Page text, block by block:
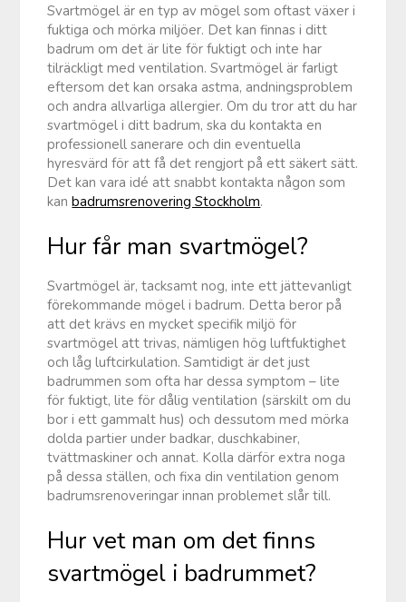
Svartmögel är en typ av mögel som oftast växer i
fuktiga och mörka miljöer. Det kan finnas i ditt
badrum om det är lite för fuktigt och inte har
tilräckligt med ventilation. Svartmögel är farligt
eftersom det kan orsaka astma, andningsproblem
och andra allvarliga allergier. Om du tror att du har
svartmögel i ditt badrum, ska du kontakta en
professionell sanerare och din eventuella
hyresvärd för att få det rengjort på ett säkert sätt.
Det kan vara idé att snabbt kontakta någon som
kanbadrumsrenovering Stockholm.
Hur får man svartmögel?
Svartmögel är, tacksamt nog, inte ett jättevanligt
förekommande mögel i badrum. Detta beror på
att det krävs en mycket specifik miljö för
svartmögel att trivas, nämligen hög luftfuktighet
och låg luftcirkulation. Samtidigt är det just
badrummen som ofta har dessa symptom – lite
för fuktigt, lite för dålig ventilation (särskilt om du
bor i ett gammalt hus) och dessutom med mörka
dolda partier under badkar, duschkabiner,
tvättmaskiner och annat. Kolla därför extra noga
på dessa ställen, och fixa din ventilation genom
badrumsrenoveringar innan problemet slår till.
Hur vet man om det finns
svartmögel i badrummet?